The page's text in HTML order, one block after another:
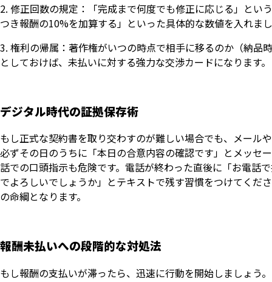
修正回数の規定：「完成まで何度でも修正に応じる」とい
つき報酬の10%を加算する」といった具体的な数値を入れま
権利の帰属：著作権がいつの時点で相手に移るのか（納品
としておけば、未払いに対する強力な交渉カードになります。
デジタル時代の証拠保存術
もし正式な契約書を取り交わすのが難しい場合でも、メール
必ずその日のうちに「本日の合意内容の確認です」とメッセ
話での口頭指示も危険です。電話が終わった直後に「お電話
でよろしいでしょうか」とテキストで残す習慣をつけてくだ
の命綱となります。
報酬未払いへの段階的な対処法
もし報酬の支払いが滞ったら、迅速に行動を開始しましょう。